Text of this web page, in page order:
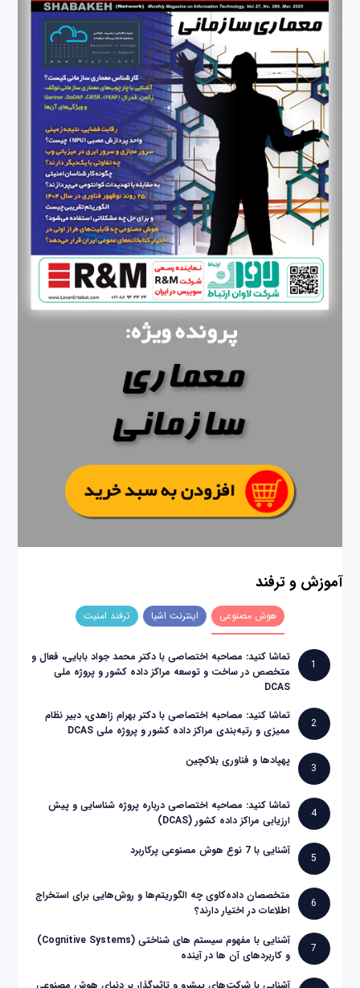
آموزش و ترفند
هوش مصنوعی اینترنت اشیا ترفند امنیت
1
تماشا کنید: مصاحبه اختصاصی با دکتر محمد جواد بابایی، فعال و
متخصص در ساخت و توسعه مراکز داده کشور و پروژه ملی
DCAS
2
تماشا کنید: مصاحبه اختصاصی با دکتر بهرام زاهدی، دبیر نظام
ممیزی و رتبه‌بندی مراکز داده کشور و پروژه ملی DCAS
3
پهپادها و فناوری بلاکچین
4
تماشا کنید: مصاحبه اختصاصی درباره پروژه شناسایی و پیش
ارزیابی مراکز داده کشور (DCAS)
5
آشنایی با 7 نوع هوش مصنوعی پرکاربرد
6
متخصصان داده‌کاوی چه الگوریتم‌ها و روش‌هایی برای استخراج
اطلاعات در اختیار دارند؟
7
آشنایی با مفهوم سیستم های شناختی (Cognitive Systems)
و کاربردهای آن ها در آینده